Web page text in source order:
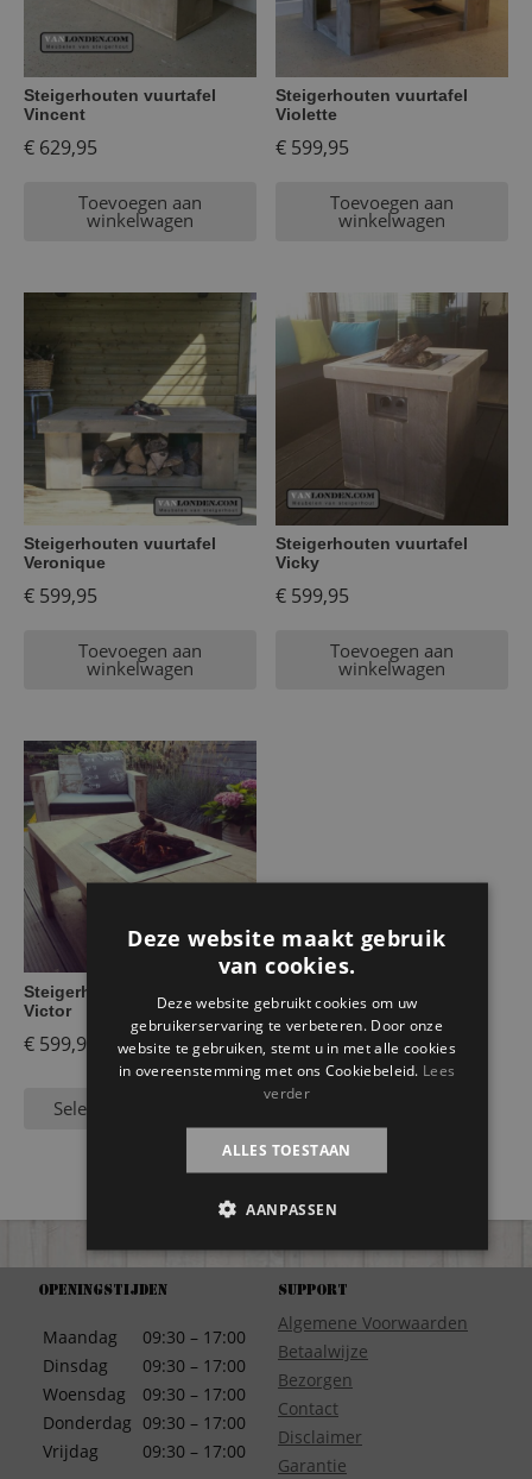
Steigerhouten vuurtafel
Vincent
€ 629,95
Toevoegen aan
winkelwagen
Steigerhouten vuurtafel
Violette
€ 599,95
Toevoegen aan
winkelwagen
Steigerhouten vuurtafel
Veronique
€ 599,95
Toevoegen aan
winkelwagen
Steigerhouten vuurtafel
Vicky
€ 599,95
Toevoegen aan
winkelwagen
Steigerhouten vuurtafel
Victor
€ 599,95
Selecteer opties
Openingstijden
Maandag
Dinsdag
Woensdag
Donderdag
Vrijdag
09:30 – 17:00
09:30 – 17:00
09:30 – 17:00
09:30 – 17:00
09:30 – 17:00
Support
Algemene Voorwaarden
Betaalwijze
Bezorgen
Contact
Disclaimer
Garantie
Deze website maakt gebruik
van cookies.
Deze website gebruikt cookies om uw
gebruikerservaring te verbeteren. Door onze
website te gebruiken, stemt u in met alle cookies
in overeenstemming met ons Cookiebeleid. Lees
verder
ALLES TOESTAAN
AANPASSEN